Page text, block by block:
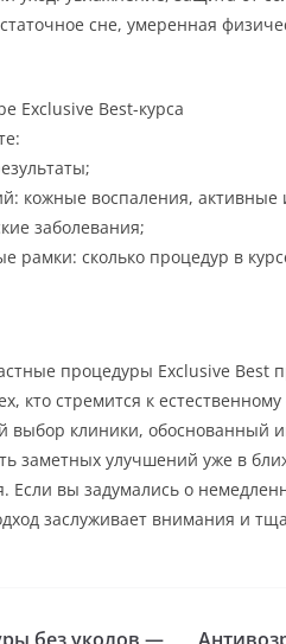
сне, умеренная
Exclusive Best-курса
кожные воспаления,
заболевания;
сколько процедур в
процедуры Exclusive Best
кто стремится к
выбор клиники, обоснованный
заметных улучшений уже в
Если вы задумались о
заслуживает внимания и